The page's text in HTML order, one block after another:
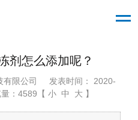
剂怎么添加呢？
有限公司
发表时间： 2020-
：4589【 小 中 大 】